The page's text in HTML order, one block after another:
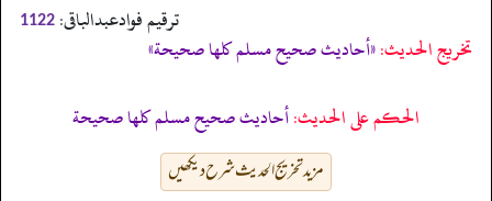
ترقیم فوادعبدالباقی: 1122
تخریج الحدیث:«أحاديث صحيح مسلم كلها صحيحة»
الحكم على الحديث:أحاديث صحيح مسلم كلها صحيحة
مزید تخریج الحدیث شرح دیکھیں